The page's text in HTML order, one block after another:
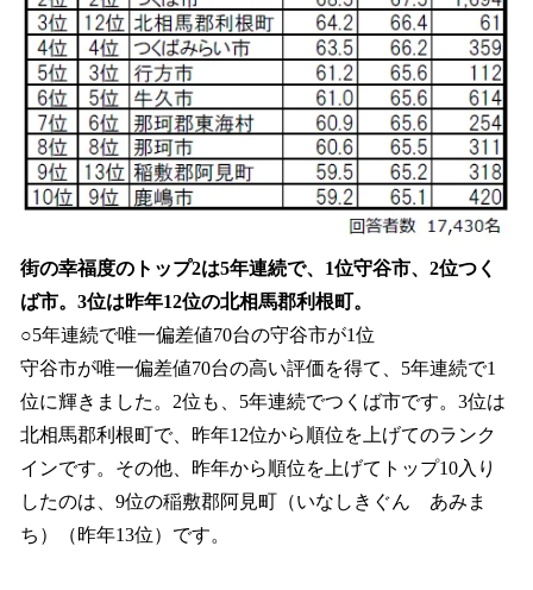
街の幸福度のトップ2は5年連続で、1位守谷市、2位つく
ば市。3位は昨年12位の北相馬郡利根町。
○5年連続で唯一偏差値70台の守谷市が1位
守谷市が唯一偏差値70台の高い評価を得て、5年連続で1
位に輝きました。2位も、5年連続でつくば市です。3位は
北相馬郡利根町で、昨年12位から順位を上げてのランク
インです。その他、昨年から順位を上げてトップ10入り
したのは、9位の稲敷郡阿見町（いなしきぐん あみま
ち）（昨年13位）です。